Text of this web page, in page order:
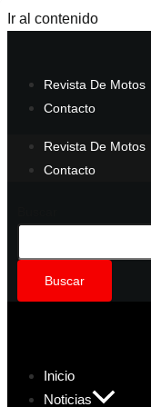
Ir al contenido
Revista De Motos
Contacto
Revista De Motos
Contacto
Buscar
Inicio
Noticias